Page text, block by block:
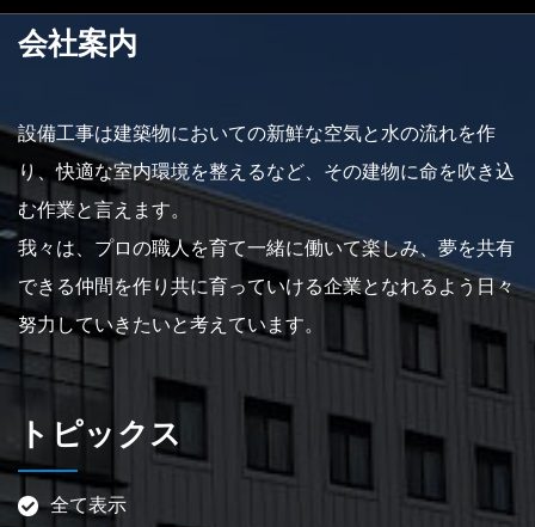
会社案内
設備工事は建築物においての新鮮な空気と水の流れを作
り、快適な室内環境を整えるなど、その建物に命を吹き込
む作業と言えます。
我々は、プロの職人を育て一緒に働いて楽しみ、夢を共有
できる仲間を作り共に育っていける企業となれるよう日々
努力していきたいと考えています。
トピックス
全て表示